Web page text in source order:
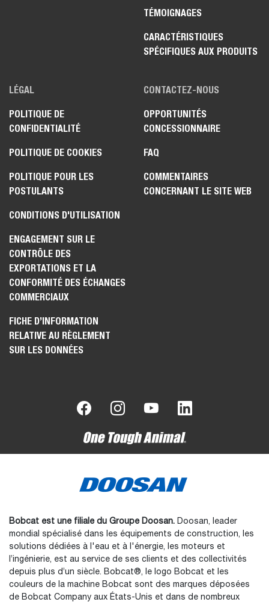
TÉMOIGNAGES
CARACTÉRISTIQUES
SPÉCIFIQUES AUX PRODUITS
LÉGAL
POLITIQUE DE
CONFIDENTIALITÉ
POLITIQUE DE COOKIES
POLITIQUE POUR LES
POSTULANTS
CONDITIONS D'UTILISATION
ENGAGEMENT SUR LE
CONTRÔLE DES
EXPORTATIONS ET LA
CONFORMITÉ DES ÉCHANGES
COMMERCIAUX
FICHE D’INFORMATION
RELATIVE AU RÈGLEMENT
SUR LES DONNÉES
CONTACTEZ-NOUS
OPPORTUNITÉS
CONCESSIONNAIRE
FAQ
COMMENTAIRES
CONCERNANT LE SITE WEB
Bobcat est une filiale du Groupe Doosan. Doosan, leader
mondial spécialisé dans les équipements de construction, les
solutions dédiées à l'eau et à l'énergie, les moteurs et
l’ingénierie, est au service de ses clients et des collectivités
depuis plus d’un siècle. Bobcat®, le logo Bobcat et les
couleurs de la machine Bobcat sont des marques déposées
de Bobcat Company aux États-Unis et dans de nombreux